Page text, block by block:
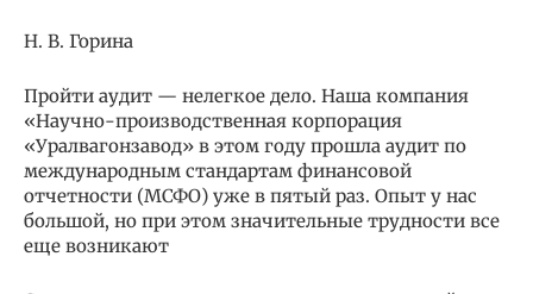
Н. В. Горина
Пройти аудит — нелегкое дело. Наша компания
«Научно-производственная корпорация
«Уралвагонзавод» в этом году прошла аудит по
международным стандартам финансовой
отчетности (МСФО) уже в пятый раз. Опыт у нас
большой, но при этом значительные трудности все
еще возникают